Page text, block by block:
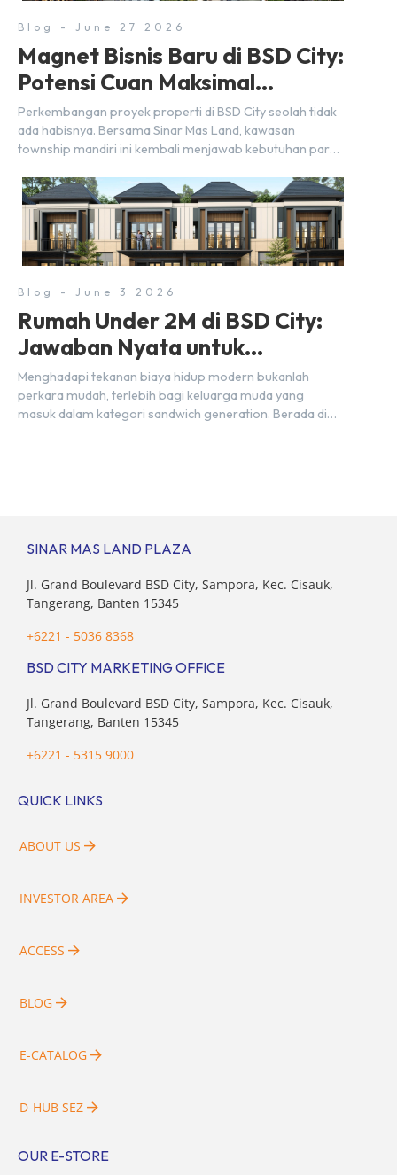
Blog - June 27 2026
Magnet Bisnis Baru di BSD City:
Potensi Cuan Maksimal
Selangkah dari Stasiun
Perkembangan proyek properti di BSD City seolah tidak
ada habisnya. Bersama Sinar Mas Land, kawasan
township mandiri ini kembali menjawab kebutuhan para
lewat kehadiran Wander Alley Walk. Ruko terbaru di BSD
City ini datang dengan keunggulan geografis yang
sangat strategis. Letaknya menempel langsung dengan
dua pusat pergerakan massa […]
Blog - June 3 2026
Rumah Under 2M di BSD City:
Jawaban Nyata untuk
Kebutuhan Generasi Sandwich
Menghadapi tekanan biaya hidup modern bukanlah
perkara mudah, terlebih bagi keluarga muda yang
masuk dalam kategori sandwich generation. Berada di
SINAR MAS LAND PLAZA
Jl. Grand Boulevard BSD City, Sampora, Kec. Cisauk,
Tangerang, Banten 15345
+6221 - 5036 8368
BSD CITY MARKETING OFFICE
Jl. Grand Boulevard BSD City, Sampora, Kec. Cisauk,
Tangerang, Banten 15345
+6221 - 5315 9000
QUICK LINKS
ABOUT US
INVESTOR AREA
ACCESS
BLOG
E-CATALOG
D-HUB SEZ
OUR E-STORE